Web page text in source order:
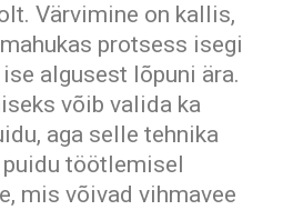
Värvimine on kallis,
protsess isegi
algusest lõpuni ära.
võib valida ka
aga selle tehnika
töötlemisel
mis võivad vihmavee